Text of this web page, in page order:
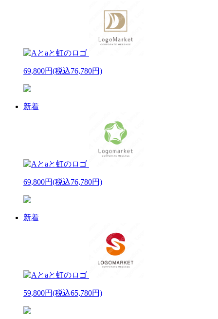
69,800円(税込76,780円)
新着
69,800円(税込76,780円)
新着
59,800円(税込65,780円)